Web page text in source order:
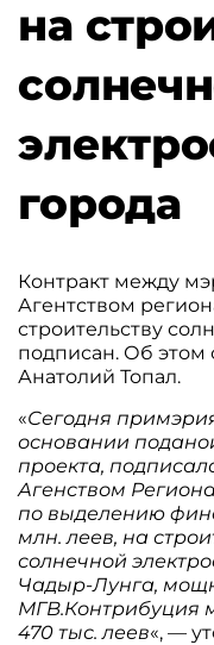
на
города
Контракт между
Агентством
строительству
подписан. Об
Анатолий Топал.
«Сегодня
основании
проекта,
Агенством
по выделению
млн. леев, на
солнечной
Чадыр-Лунга,
МГВ.Контрибуция
470 тыс. леев«, —